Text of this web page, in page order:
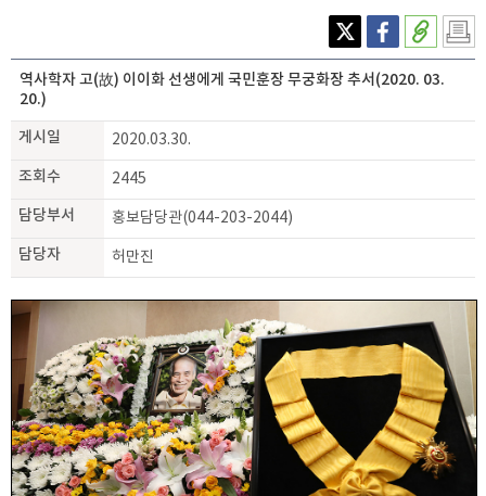
X(엑
스)
페이
스북
주소
복사
인쇄
역사학자 고(故) 이이화 선생에게 국민훈장 무궁화장 추서(2020. 03.
20.)
게시일 2020.03.30.
조회수 2445
담당부서 홍보담당관(044-203-2044)
담당자 허만진